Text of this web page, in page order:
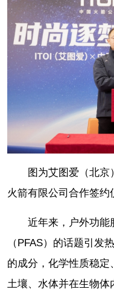
图为艾图爱（北
火箭有限公司合作签约
近年来，户外功能
（PFAS）的话题引发
的成分，化学性质稳
土壤、水体并在生物